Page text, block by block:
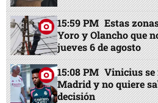
15:59 PM Estas
Yoro y Olancho que
jueves 6 de agosto
15:08 PM Vinicius se
Madrid y no quiere
decisión